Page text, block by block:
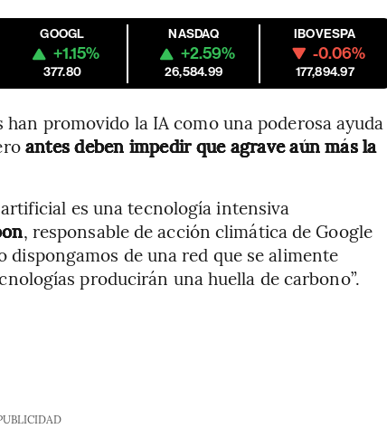
GOOGL
+1.15%
377.80
NASDAQ
+2.59%
26,584.99
IBOVESPA
-0.06%
177,894.97
promovido la IA como una poderosa ayuda
antes deben impedir que agrave aún más la
es una tecnología intensiva
, responsable de acción climática de Google
de una red que se alimente
producirán una huella de carbono”.